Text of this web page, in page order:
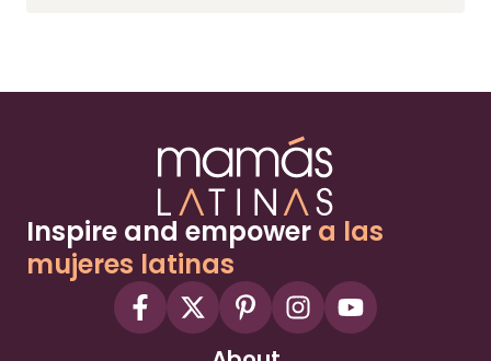
Inspire and empower a las
mujeres latinas